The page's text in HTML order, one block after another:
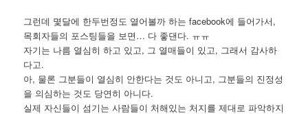
그런데 몇달에 한두번정도 열어볼까 하는 facebook에 들어가서,
목회자들의 포스팅들을 보면… 다 좋댄다. ㅠㅠ
자기는 나름 열심히 하고 있고, 그 열매들이 있고, 그래서 감사하
다고.
아, 물론 그분들이 열심히 안한다는 것도 아니고, 그분들의 진정성
을 의심하는 것도 당연히 아니다.
실제 자신들이 섬기는 사람들이 처해있는 처지를 제대로 파악하지